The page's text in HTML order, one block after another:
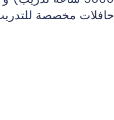
حافلات مخصصة